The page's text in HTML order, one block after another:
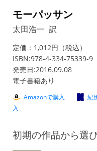
モーパッサン
太田浩一 訳
定価：1,012円（税込）
ISBN:978-4-334-75339-9
発売日:2016.09.08
電子書籍あり
Amazonで購入 紀
入
初期の作品から選